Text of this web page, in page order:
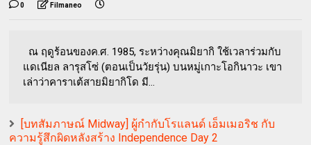
0 Filmaneo
ณ ฤดูร้อนของค.ศ. 1985, ระหว่างคุณมิยากิ ใช้เวลาร่วมกับ
แดเนียล ลารุสโซ่ (ตอนเป็นวัยรุ่น) บนหมู่เกาะโอกินาวะ เขา
เล่าว่าคาราเต้สายมิยากิโด มี...
[บทสัมภาษณ์ Midway] ผู้กำกับโรแลนด์ เอ็มเมอริช กับ
ความรู้สึกผิดหลังสร้าง Independence Day 2